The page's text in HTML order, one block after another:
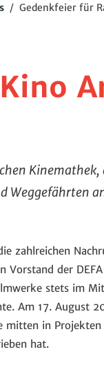
/ Gedenkfeier für
Kinemathek,
Weggefährten
zahlreichen
Vorstand der
stets im
Am 17. August
mitten in Projekten
hat.